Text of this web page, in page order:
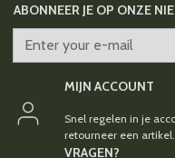
ABONNEER JE OP ONZE
MIJN ACCOUNT
Snel regelen in je
retourneer een artikel.
VRAGEN?